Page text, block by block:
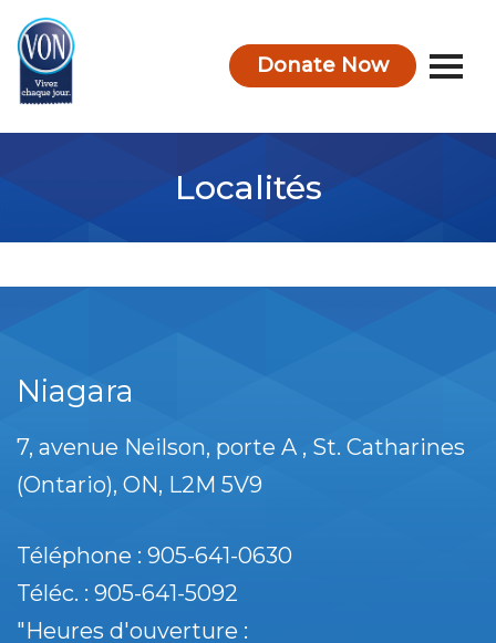
Donate Now
Localités
Niagara
7, avenue Neilson, porte A
St. Catharines
(Ontario) ON L2M 5V9
Téléphone : 905-641-0630
Téléc. : 905-641-5092
"Heures d'ouverture :